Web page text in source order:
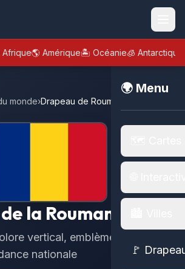
Afrique🌎 Amérique🏝️ Océanie🧊 Antarctique
🌍 Menu
🚩
monde›Drapeau de Roumanie
la Roumanie
vertical, emblème de l'unité
nationale